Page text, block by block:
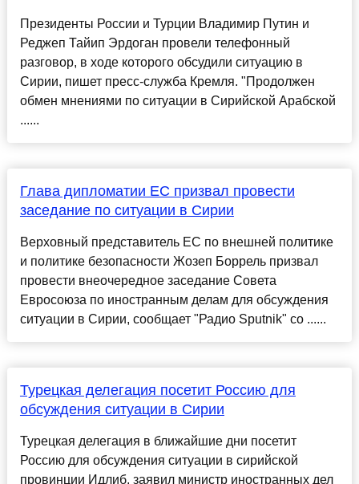
Президенты России и Турции Владимир Путин и
Реджеп Тайип Эрдоган провели телефонный
разговор, в ходе которого обсудили ситуацию в
Сирии, пишет пресс-служба Кремля. "Продолжен
обмен мнениями по ситуации в Сирийской Арабской
......
Глава дипломатии ЕС призвал провести
заседание по ситуации в Сирии
Верховный представитель ЕС по внешней политике
и политике безопасности Жозеп Боррель призвал
провести внеочередное заседание Совета
Евросоюза по иностранным делам для обсуждения
ситуации в Сирии, сообщает "Радио Sputnik" со ......
Турецкая делегация посетит Россию для
обсуждения ситуации в Сирии
Турецкая делегация в ближайшие дни посетит
Россию для обсуждения ситуации в сирийской
провинции Идлиб, заявил министр иностранных дел